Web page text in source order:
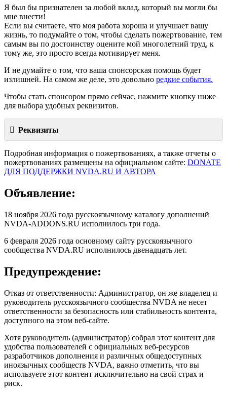
Я был бы признателен за любой вклад, который вы могли бы
мне внести!
Если вы считаете, что моя работа хороша и улучшает вашу
жизнь, то подумайте о том, чтобы сделать пожертвование, тем
самым вы по достоинству оцените мой многолетний труд, к
тому же, это просто всегда мотивирует меня.
И не думайте о том, что ваша спонсорская помощь будет
излишней. На самом же деле, это довольно редкие события.
Чтобы стать спонсором прямо сейчас, нажмите кнопку ниже
для выбора удобных реквизитов.
Реквизиты
Подробная информация о пожертвованиях, а также отчеты о
пожертвованиях размещены на официальном сайте: DONATE
ДЛЯ ПОДДЕРЖКИ NVDA.RU И АВТОРА
Объявление:
18 ноября 2026 года русскоязычному каталогу дополнений
NVDA-ADDONS.RU исполнилось три года.
6 февраля 2026 года основному сайту русскоязычного
сообщества NVDA.RU исполнилось двенадцать лет.
Предупреждение:
Отказ от ответственности: Администратор, он же владелец и
руководитель русскоязычного сообщества NVDA не несет
ответственности за безопасность или стабильность контента,
доступного на этом веб-сайте.
Хотя руководитель (администратор) собрал этот контент для
удобства пользователей с официальных веб-ресурсов
разработчиков дополнения и различных общедоступных
иноязычных сообществ NVDA, важно отметить, что вы
используете этот контент исключительно на свой страх и
риск.